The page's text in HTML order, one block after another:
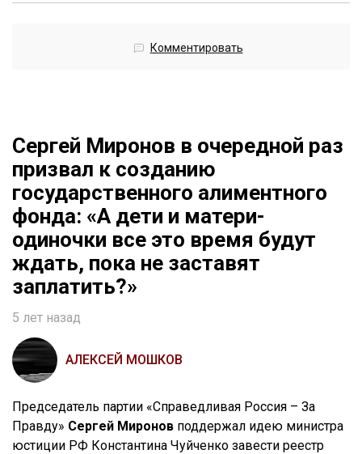
Комментировать
Сергей Миронов в очередной раз
призвал к созданию
государственного алиментного
фонда: «А дети и матери-
одиночки все это время будут
ждать, пока не заставят
заплатить?»
5 лет назад
АЛЕКСЕЙ МОШКОВ
Председатель партии «Справедливая Россия – За
Правду» Сергей Миронов поддержал идею министра
юстиции РФ Константина Чуйченко завести реестр